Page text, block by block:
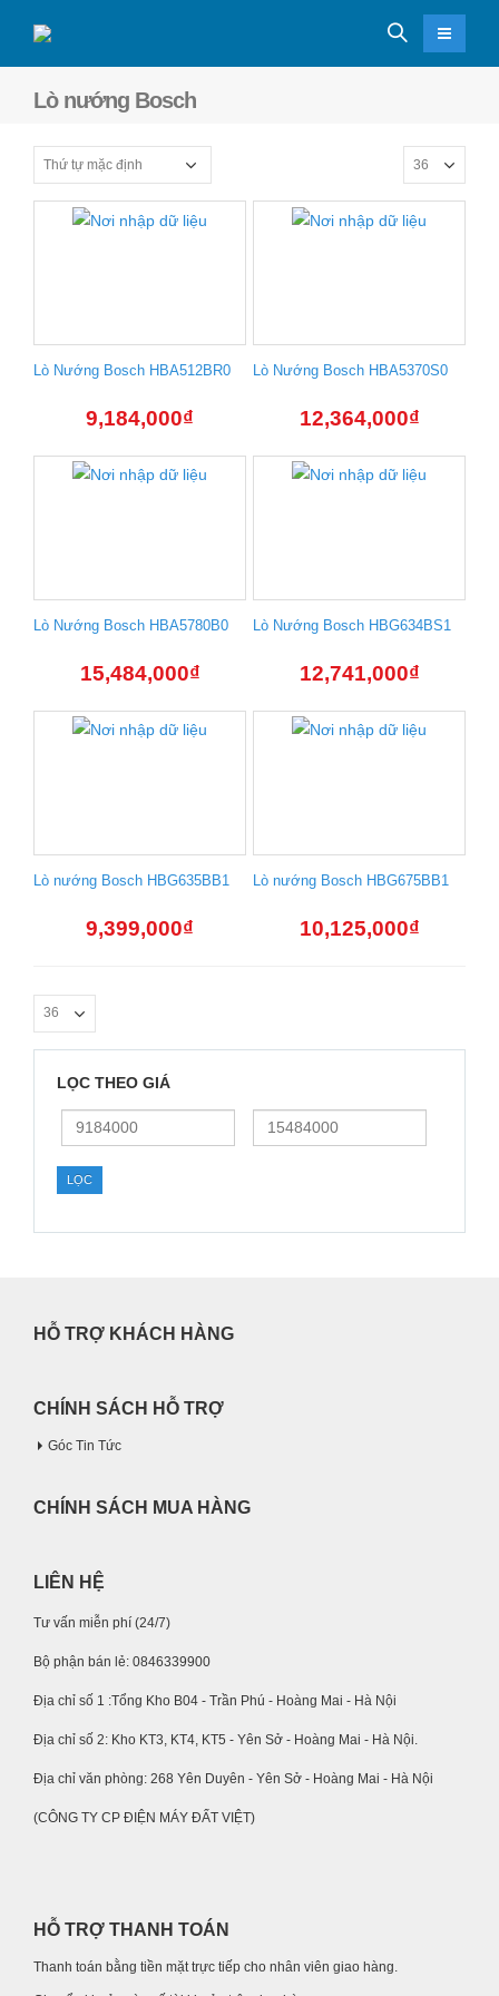
Lò nướng Bosch
Lò Nướng Bosch HBA512BR0
9,184,000₫
Lò Nướng Bosch HBA5370S0
12,364,000₫
Lò Nướng Bosch HBA5780B0
15,484,000₫
Lò Nướng Bosch HBG634BS1
12,741,000₫
Lò nướng Bosch HBG635BB1
9,399,000₫
Lò nướng Bosch HBG675BB1
10,125,000₫
LỌC THEO GIÁ
Giá
nhất
Giá
LỌC
HỖ TRỢ KHÁCH HÀNG
CHÍNH SÁCH HỖ TRỢ
Góc Tin Tức
CHÍNH SÁCH MUA HÀNG
LIÊN HỆ
Tư vấn miễn phí (24/7)
Bộ phận bán lẻ: 0846339900
Địa chỉ số 1 :Tổng Kho B04 - Trần Phú - Hoàng Mai - Hà Nội
Địa chỉ số 2: Kho KT3, KT4, KT5 - Yên Sở - Hoàng Mai - Hà Nội.
Địa chỉ văn phòng: 268 Yên Duyên - Yên Sở - Hoàng Mai - Hà Nội
(CÔNG TY CP ĐIỆN MÁY ĐẤT VIỆT)
HỖ TRỢ THANH TOÁN
Thanh toán bằng tiền mặt trực tiếp cho nhân viên giao hàng.